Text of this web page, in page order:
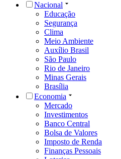
Nacional
Educação
Segurança
Clima
Meio Ambiente
Auxílio Brasil
São Paulo
Rio de Janeiro
Minas Gerais
Brasília
Economia
Mercado
Investimentos
Banco Central
Bolsa de Valores
Imposto de Renda
Finanças Pessoais